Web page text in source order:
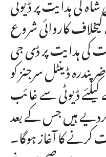
کاروائی شروع
کی ہدایت پر ڈی جی
ڈینٹل سرجنز کو
ڈیوٹی سے غائب
ہیں جس کے بعد
کا آغاز ہوگا۔